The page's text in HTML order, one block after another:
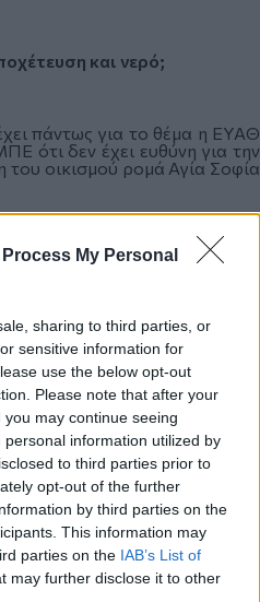
My Personal
sharing to third parties, or
sensitive information for
use the below opt-out
Please note that after your
may continue seeing
information utilized by
to third parties prior to
opt-out of the further
by third parties on the
This information may
parties on the IAB’s List of
may further disclose it to other
και νερό;
πάντως για το θέμα η ΕΥΑΘ
ότι δεν έχει ευθύνη για την
του οικισμού ρομά Αγία Σοφία
δίκτυο αποχέτευσης του
τις υπηρεσίες της πρώην
Αποχετευτικό Αγωγό (ΚΑΑ)
συντήρησης του
η ΕΥΑΘ ΑΕ το αναβάθμισε η
και το συντηρεί χωρίς
αποχέτευσης
του οικισμού, για το οποίο
λειτουργίας και συντήρησής
έχει επέμβει -στο πλαίσιο της
για να καθαρίσει το δίκτυο,
υγείας, υποστηρίζει η
ότι το οικόπεδο του
από την πρώην